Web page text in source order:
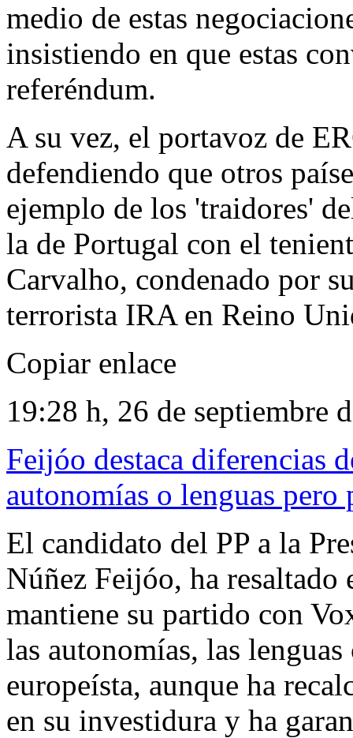
medio de estas
insistiendo en que estas
referéndum.
A su vez, el portavoz de
defendiendo que otros
ejemplo de los 'traidores'
la de Portugal con el
Carvalho, condenado por
terrorista IRA en Reino
Copiar enlace
19:28 h, 26 de septiembre
Feijóo destaca diferencias
autonomías o lenguas
El candidato del PP a la
Núñez Feijóo, ha resaltado
mantiene su partido con
las autonomías, las
europeísta, aunque ha
en su investidura y ha